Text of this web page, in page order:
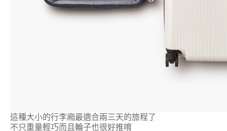
這種大小的行李廂最適合兩三天的旅程了
不只重量輕巧而且輪子也很好推唷